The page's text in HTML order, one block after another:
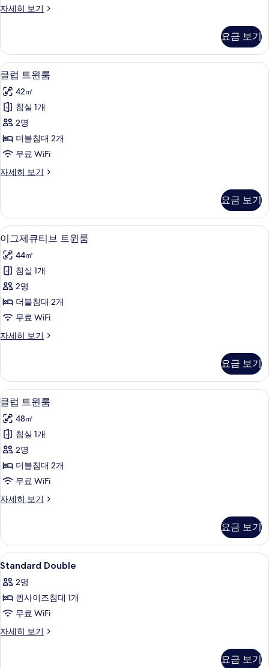
모
보
기
자세히 보기
클
룸
자
세
보
기
요금 보기
클
럽
트
윈
룸
사
모
보
기
클럽 트윈룸 | 오리/거위털 이불, 무료
18
클럽 트윈룸
42㎡
침실 1개
2명
더블침대 2개
무료 WiFi
자세히 보기
클
룸
자
세
히
보
기
요금 보기
이
그
제
큐
티
브
윈
사
진
모
두
보
기
이그제큐티브 트윈룸 | 오리/거위털 이
16
이그제큐티브 트윈룸
44㎡
침실 1개
2명
더블침대 2개
무료 WiFi
자세히 보기
이
티
브
트
룸
자
세
히
보
기
요금 보기
클
럽
트
윈
룸
사
모
보
기
클럽 트윈룸 | 오리/거위털 이불, 무료
18
클럽 트윈룸
48㎡
침실 1개
2명
더블침대 2개
무료 WiFi
자세히 보기
클
룸
자
세
보
기
요금 보기
Standard
Double
사
진
모
두
오리/거위털 이불, 무료 WiFi, 침대 시트
5
Standard Double
2명
퀸사이즈침대 1개
무료 WiFi
자세히 보기
Standard
요금 보기